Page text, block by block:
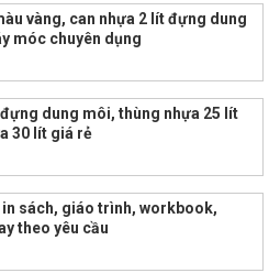
vàng, can nhựa 2 lít đựng dung
móc chuyên dụng
dung môi, thùng nhựa 25 lít
30 lít giá rẻ
in sách, giáo trình, workbook,
theo yêu cầu